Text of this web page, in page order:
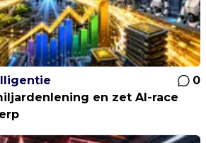
0
en zet AI-race